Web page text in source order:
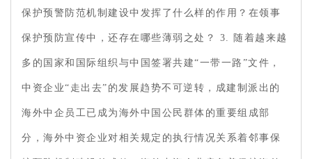
保护预警防范机制建设中发挥了什么样的作用？在领事
保护预防宣传中，还存在哪些薄弱之处？ 3. 随着越来越
多的国家和国际组织与中国签署共建“一带一路”文件，
中资企业“走出去”的发展趋势不可逆转，成建制派出的
海外中企员工已成为海外中国公民群体的重要组成部
分，海外中资企业对相关规定的执行情况关系着邻事保